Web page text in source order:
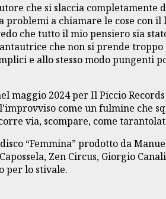
che si slaccia
a chiamare le cose con
che tutto il mio pensiero sia
che non si prende
e allo stesso modo pungenti
maggio 2024 per Il Piccio
come un fulmine che
via, scompare, come
“Femmina” prodotto da
Zen Circus, Giorgio
per lo stivale.